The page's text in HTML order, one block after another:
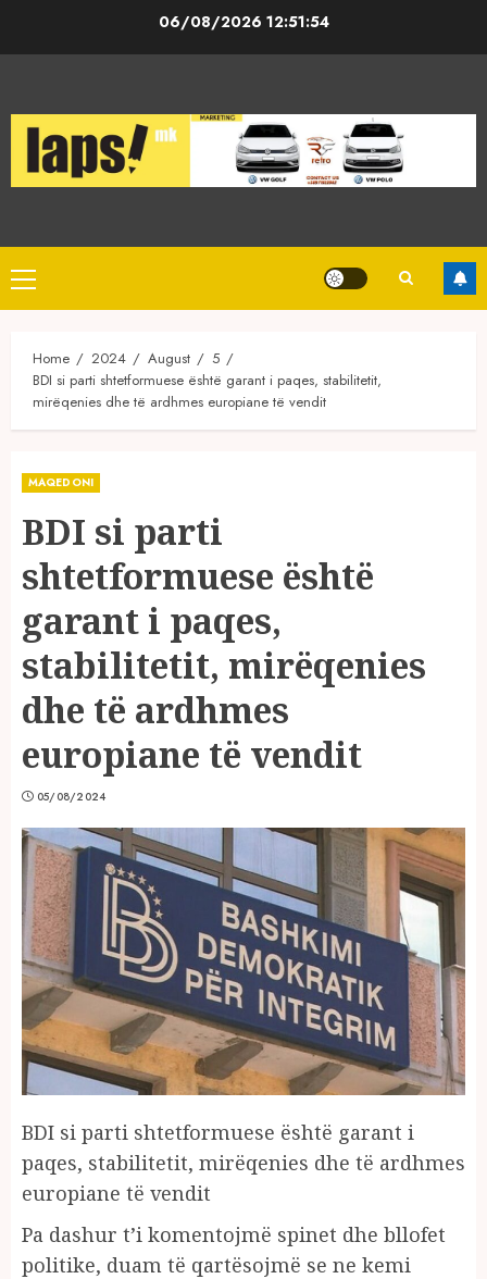
06/08/2026 12:51:55
Primary
Menu
Home 2024 August
5
BDI si parti shtetformuese është garant i paqes, stabilitetit,
mirëqenies dhe të ardhmes europiane të vendit
MAQEDONI
BDI si parti
shtetformuese është
garant i paqes,
stabilitetit, mirëqenies
dhe të ardhmes
europiane të vendit
05/08/2024
BDI si parti shtetformuese është garant i
paqes, stabilitetit, mirëqenies dhe të ardhmes
europiane të vendit
Pa dashur t’i komentojmë spinet dhe bllofet
politike, duam të qartësojmë se ne kemi